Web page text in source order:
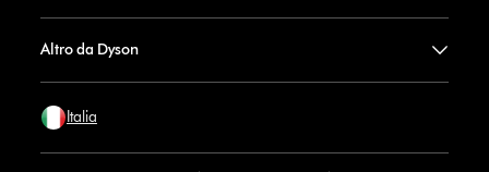
Altro da Dyson
Italia